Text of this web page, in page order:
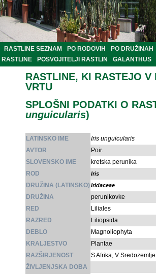
RASTLINE SEZNAM PO RODOVIH PO DRUŽINAH
RASTLINE
POSVOJITELJI RASTLIN GALANTHUS
RASTLINE, KI RASTEJO V
VRTU
SPLOŠNI PODATKI O
unguicularis)
LATINSKO IME
Iris unguicularis
AVTOR
Poir.
SLOVENSKO IME
kretska perunika
ROD
Iris
DRUŽINA (LATINSKO)Iridaceae
DRUŽINA
perunikovke
RED
Liliales
RAZRED
Liliopsida
DEBLO
Magnoliophyta
KRALJESTVO
Plantae
RAZŠIRJENOST
S Afrika, V
ŽIVLJENJSKA DOBA